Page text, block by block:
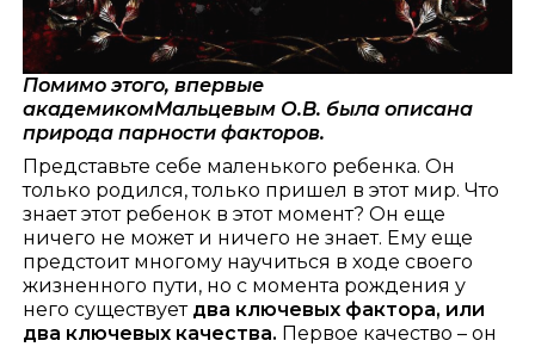
Помимо этого, впервые
академикомМальцевым О.В. была описана
природа парности факторов.
Представьте себе маленького ребенка. Он
только родился, только пришел в этот мир. Что
знает этот ребенок в этот момент? Он еще
ничего не может и ничего не знает. Ему еще
предстоит многому научиться в ходе своего
жизненного пути, но с момента рождения у
него существует два ключевых фактора, или
два ключевых качества. Первое качество – он